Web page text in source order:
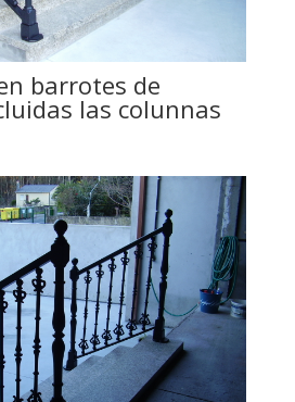
barrotes de
las colunnas